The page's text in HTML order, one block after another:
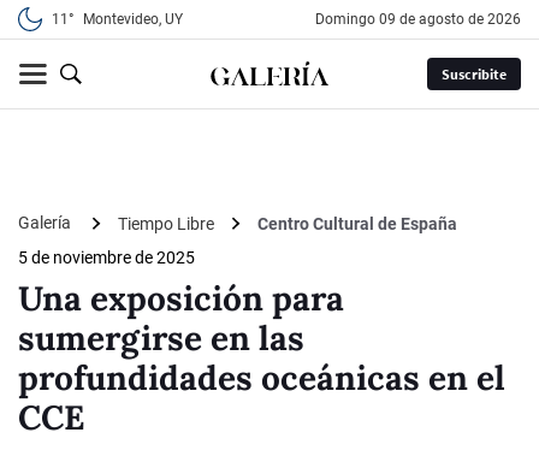
11° Montevideo, UY domingo 09 de agosto de 2026
Suscribite
Galería Tiempo Libre
Centro Cultural de España
5 de noviembre de 2025
Una exposición para
sumergirse en las
profundidades oceánicas en el
CCE